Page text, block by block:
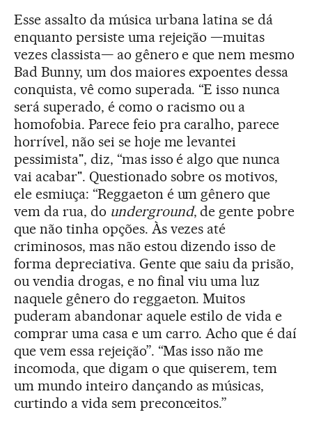
Esse assalto da música urbana latina se dá
enquanto persiste uma rejeição —muitas
vezes classista— ao gênero e que nem mesmo
Bad Bunny, um dos maiores expoentes dessa
conquista, vê como superada. “E isso nunca
será superado, é como o racismo ou a
homofobia. Parece feio pra caralho, parece
horrível, não sei se hoje me levantei
pessimista", diz, “mas isso é algo que nunca
vai acabar". Questionado sobre os motivos,
ele esmiuça: “Reggaeton é um gênero que
vem da rua, do underground, de gente pobre
que não tinha opções. Às vezes até
criminosos, mas não estou dizendo isso de
forma depreciativa. Gente que saiu da prisão,
ou vendia drogas, e no final viu uma luz
naquele gênero do reggaeton. Muitos
puderam abandonar aquele estilo de vida e
comprar uma casa e um carro. Acho que é daí
que vem essa rejeição”. “Mas isso não me
incomoda, que digam o que quiserem, tem
um mundo inteiro dançando as músicas,
curtindo a vida sem preconceitos.”